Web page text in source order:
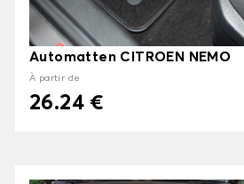
Automatten CITROEN NEMO
À partir de
26.24 €